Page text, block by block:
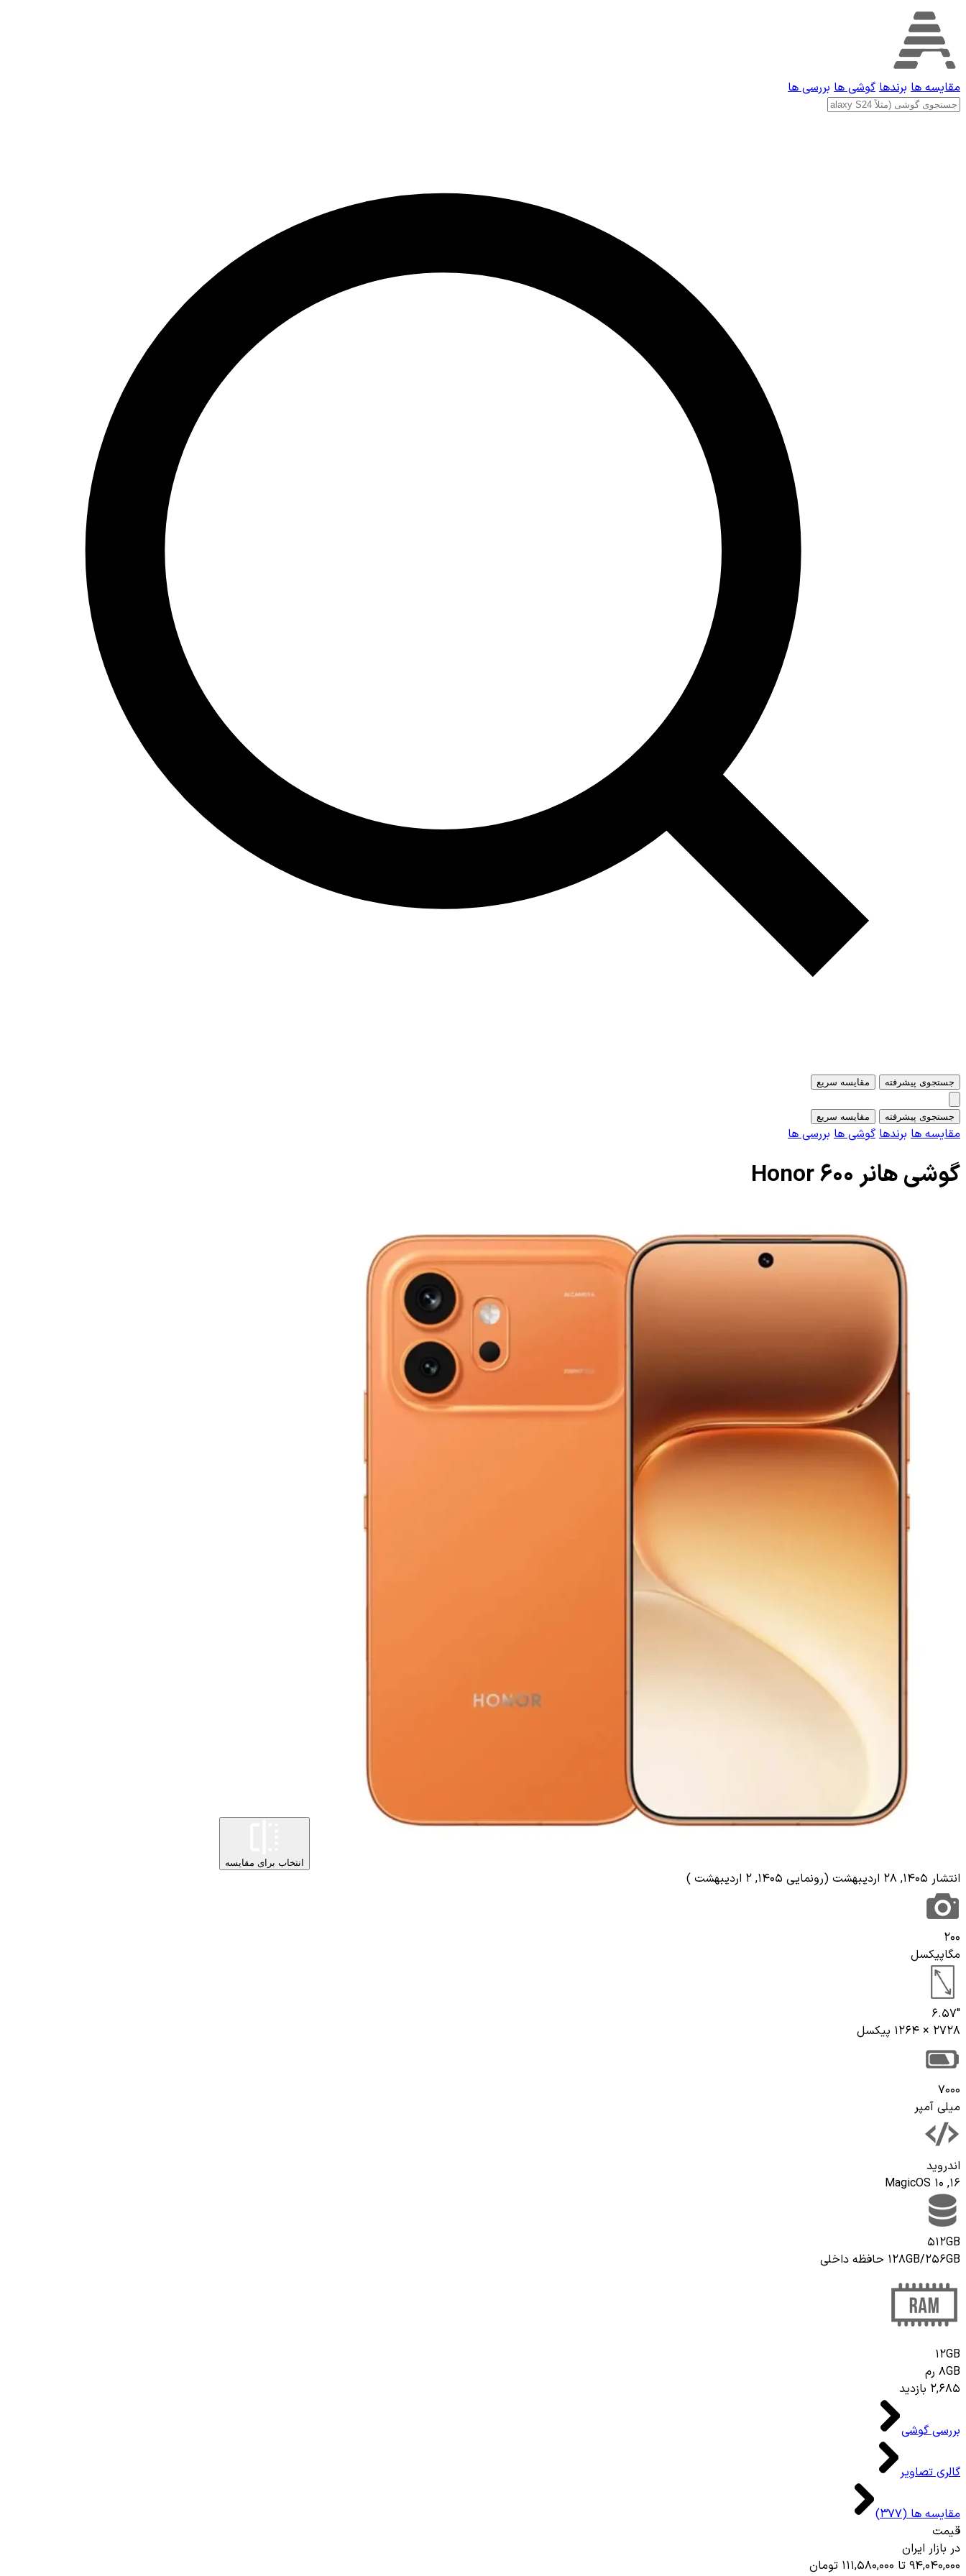
مقایسه ها برندها گوشی ها بررسی ها
جستجوی پیشرفته مقایسه سریع
جستجوی پیشرفته مقایسه سریع
مقایسه ها برندها گوشی ها بررسی ها
گوشی هانر Honor 600
انتخاب برای مقایسه
انتشار ۱۴۰۵, ۲۸ اردیبهشت (رونمایی ۱۴۰۵, ۲ اردیبهشت )
200
مگاپیکسل
"6.57
2728 × 1264 پیکسل
7000
میلی آمپر
اندروید
16, MagicOS 10
512GB
128GB/256GB حافظه داخلی
12GB
8GB رم
2,685 بازدید
بررسی گوشی
گالری تصاویر
مقایسه ها (377)
قیمت
در بازار ایران
94,040,000 تا 111,580,000 تومان